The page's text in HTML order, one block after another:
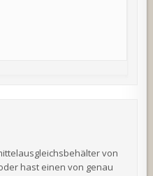
von
hast einen von genau